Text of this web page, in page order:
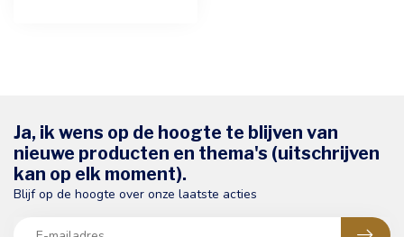
Ja, ik wens op de hoogte te blijven van
nieuwe producten en thema's (uitschrijven
kan op elk moment).
Blijf op de hoogte over onze laatste acties